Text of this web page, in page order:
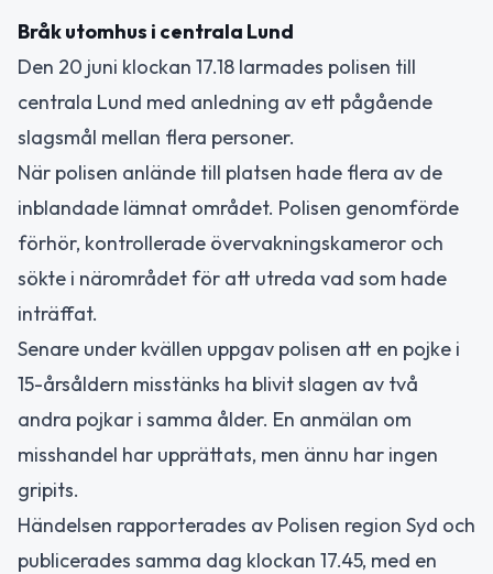
Bråk utomhus i centrala Lund
Den 20 juni klockan 17.18 larmades polisen till
centrala Lund med anledning av ett pågående
slagsmål mellan flera personer.
När polisen anlände till platsen hade flera av de
inblandade lämnat området. Polisen genomförde
förhör, kontrollerade övervakningskameror och
sökte i närområdet för att utreda vad som hade
inträffat.
Senare under kvällen uppgav polisen att en pojke i
15-årsåldern misstänks ha blivit slagen av två
andra pojkar i samma ålder. En anmälan om
misshandel har upprättats, men ännu har ingen
gripits.
Händelsen rapporterades av Polisen region Syd och
publicerades samma dag klockan 17.45, med en